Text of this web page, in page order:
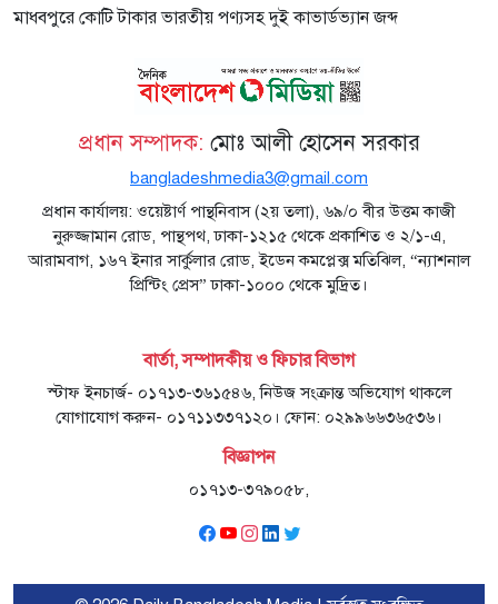
মাধবপুরে কোটি টাকার ভারতীয় পণ্যসহ দুই কাভার্ডভ্যান জব্দ
প্রধান সম্পাদক: মোঃ আলী হোসেন সরকার
bangladeshmedia3@gmail.com
প্রধান কার্যালয়: ওয়েষ্টার্ণ পান্থনিবাস (২য় তলা), ৬৯/০ বীর উত্তম কাজী
নুরুজ্জামান রোড, পান্থপথ, ঢাকা-১২১৫ থেকে প্রকাশিত ও ২/১-এ,
আরামবাগ, ১৬৭ ইনার সার্কুলার রোড, ইডেন কমপ্লেক্স মতিঝিল, “ন্যাশনাল
প্রিন্টিং প্রেস” ঢাকা-১০০০ থেকে মুদ্রিত।
বার্তা, সম্পাদকীয় ও ফিচার বিভাগ
স্টাফ ইনচার্জ- ০১৭১৩-৩৬১৫৪৬, নিউজ সংক্রান্ত অভিযোগ থাকলে
যোগাযোগ করুন- ০১৭১১৩৩৭১২০। ফোন: ০২৯৯৬৬৩৬৫৩৬।
বিজ্ঞাপন
০১৭১৩-৩৭৯০৫৮,